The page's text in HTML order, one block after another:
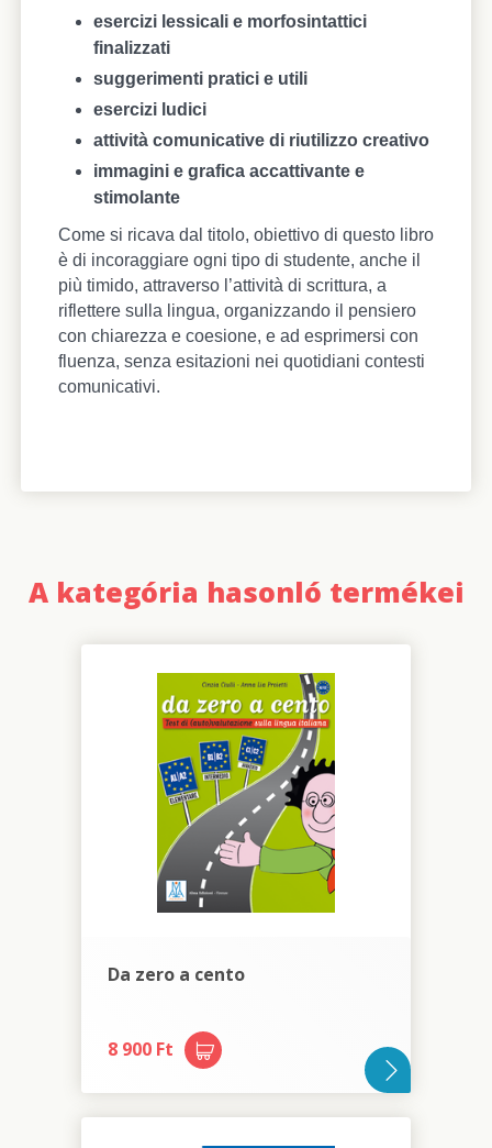
esercizi lessicali e morfosintattici
finalizzati
suggerimenti pratici e utili
esercizi ludici
attività comunicative di riutilizzo creativo
immagini e grafica accattivante e
stimolante
Come si ricava dal titolo, obiettivo di questo libro
è di incoraggiare ogni tipo di studente, anche il
più timido, attraverso l’attività di scrittura, a
riflettere sulla lingua, organizzando il pensiero
con chiarezza e coesione, e ad esprimersi con
fluenza, senza esitazioni nei quotidiani contesti
comunicativi.
A kategória hasonló termékei
Da zero a cento
8 900 Ft